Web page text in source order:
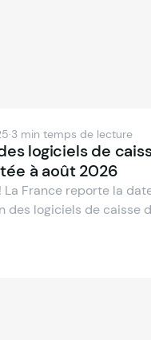
·3 min temps de lecture
logiciels de
à août 2026
La France reporte la
des logiciels de caisse
devient obligatoire,